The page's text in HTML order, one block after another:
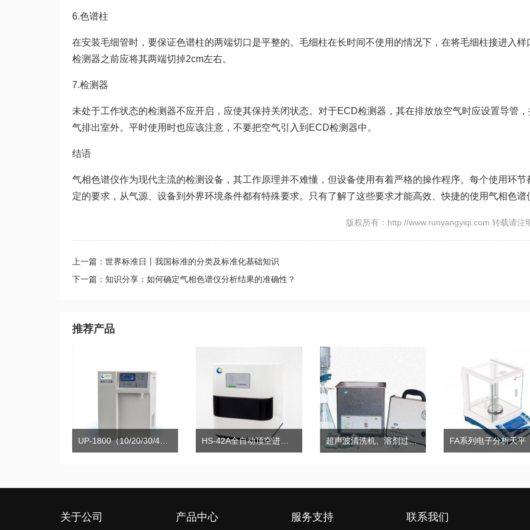
6.色谱柱
在安装毛细管时，要保证色谱柱的两端切口是平整的。毛细柱在长时间不使用的情况下，在将毛细柱接进入样
检测器之前应将其两端切掉2cm左右。
7.检测器
未处于工作状态的检测器不应开启，应使其保持关闭状态。对于ECD检测器，其在排放放空气时应设置导管，
气排出室外。平时使用时也应该注意，不要把空气引入到ECD检测器中。
结语
气相色谱仪作为现代主流的检测设备，其工作原理并不难懂，但设备使用有着严格的操作程序。每个使用环节
定的要求，从气源、设备到外界环境条件都有特殊要求。只有了解了这些要求才能高效、快捷的使用气相色谱
版权所有：http://www.runyangyiqi.com 转载请注
上一篇：世界标准日丨我国标准的分类及标准化基础知识
下一篇：知识分享：如何确定气相色谱仪分析结果的准确性？
推荐产品
UP-1800（10/20/30/40）系列超纯水机 HS-42A全自动顶空进样器 超声波清洗机、溶剂过滤器、无油真空泵
关于公司 产品中心 服务支持 联系我们